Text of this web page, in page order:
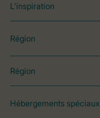
L’inspiration
Région
Région
Hébergements spéciaux